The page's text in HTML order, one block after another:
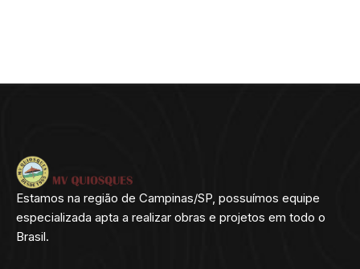
Estamos na região de Campinas/SP, possuímos equipe
especializada apta a realizar obras e projetos em todo o
Brasil.